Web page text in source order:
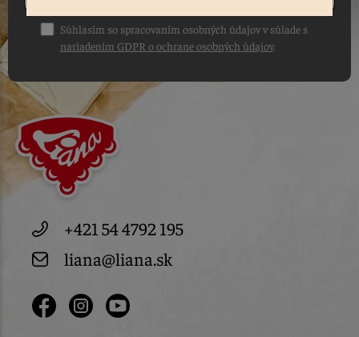
Súhlasím so spracovaním osobných údajov v súlade s
nariadením GDPR o ochrane osobných údajov.
+421 54 4792 195
liana@liana.sk